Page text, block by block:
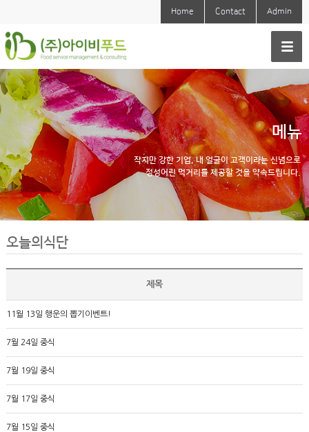
Home Contact Admin
메뉴
작지만 강한 기업, 내 얼굴이 고객이라는 신념으로
정성어린 먹거리를 제공할 것을 약속드립니다.
오늘의식단
제목
11월 13일 행운의 뽑기이벤트!
7월 24일 중식
7월 19일 중식
7월 17일 중식
7월 15일 중식